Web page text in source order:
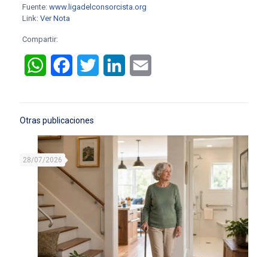
Fuente: www.ligadelconsorcista.org
Link: Ver Nota
Compartir:
WhatsAppFacebookTwitter LinkedIn
Otras publicaciones
28/07/2026